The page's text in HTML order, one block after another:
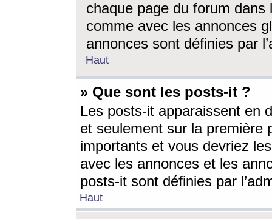
chaque page du forum dans
comme avec les annonces
annonces sont définies par
Haut
» Que sont les posts-it ?
Les posts-it apparaissent en
et seulement sur la première
importants et vous devriez
avec les annonces et les
posts-it sont définies par
Haut